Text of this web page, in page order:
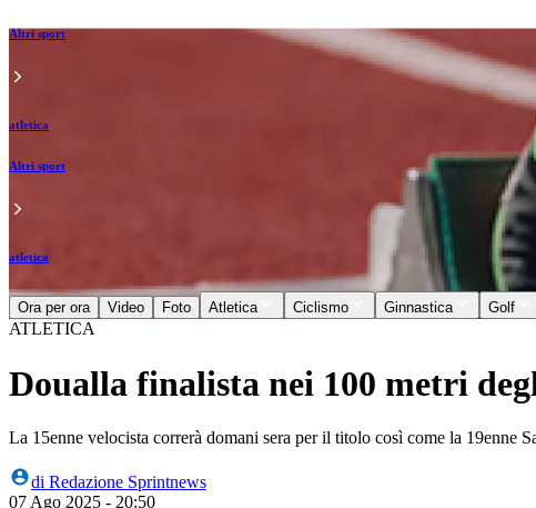
Altri sport
atletica
Altri sport
atletica
Ora per ora Video Foto Atletica Ciclismo Ginnastica Golf
ATLETICA
Doualla finalista nei 100 metri
La 15enne velocista correrà domani sera per il titolo così come la 19enne
di Redazione Sprintnews
07 Ago 2025 - 20:50